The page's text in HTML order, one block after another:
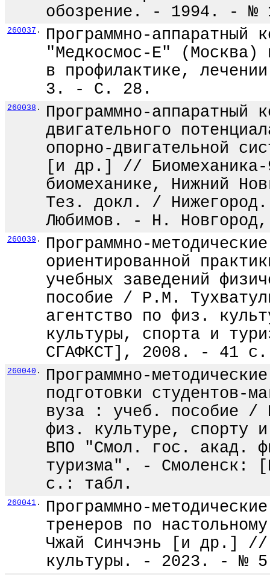
обозрение. - 1994. -
260037 .
Программно-аппаратный
"Медкосмос-Е" (Москва)
в профилактике,
3. - С. 28.
260038 .
Программно-аппаратный
двигательного
опорно-двигательной
[и др.] //
биомеханике, Нижний
Тез. докл. /
Любимов. - Н.
260039 .
Программно-
ориентированной
учебных заведений
пособие / Р.М.
агентство по физ.
культуры, спорта и
СГАФКСТ], 2008. - 41
260040 .
Программно-
подготовки студентов-
вуза : учеб. пособие
физ. культуре, спорту
ВПО "Смол. гос. акад.
туризма". - Смоленск:
с.: табл.
260041 .
Программно-
тренеров по
Чжай Синчэнь [и др.] //
культуры. - 2023. - №